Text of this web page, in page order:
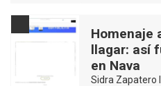
Homenaje
llagar: así
en Nava
Sidra Zapatero